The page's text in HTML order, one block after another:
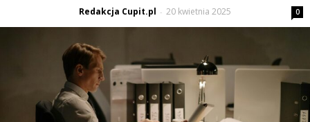
Redakcja Cupit.pl - 20 kwietnia 2025 0